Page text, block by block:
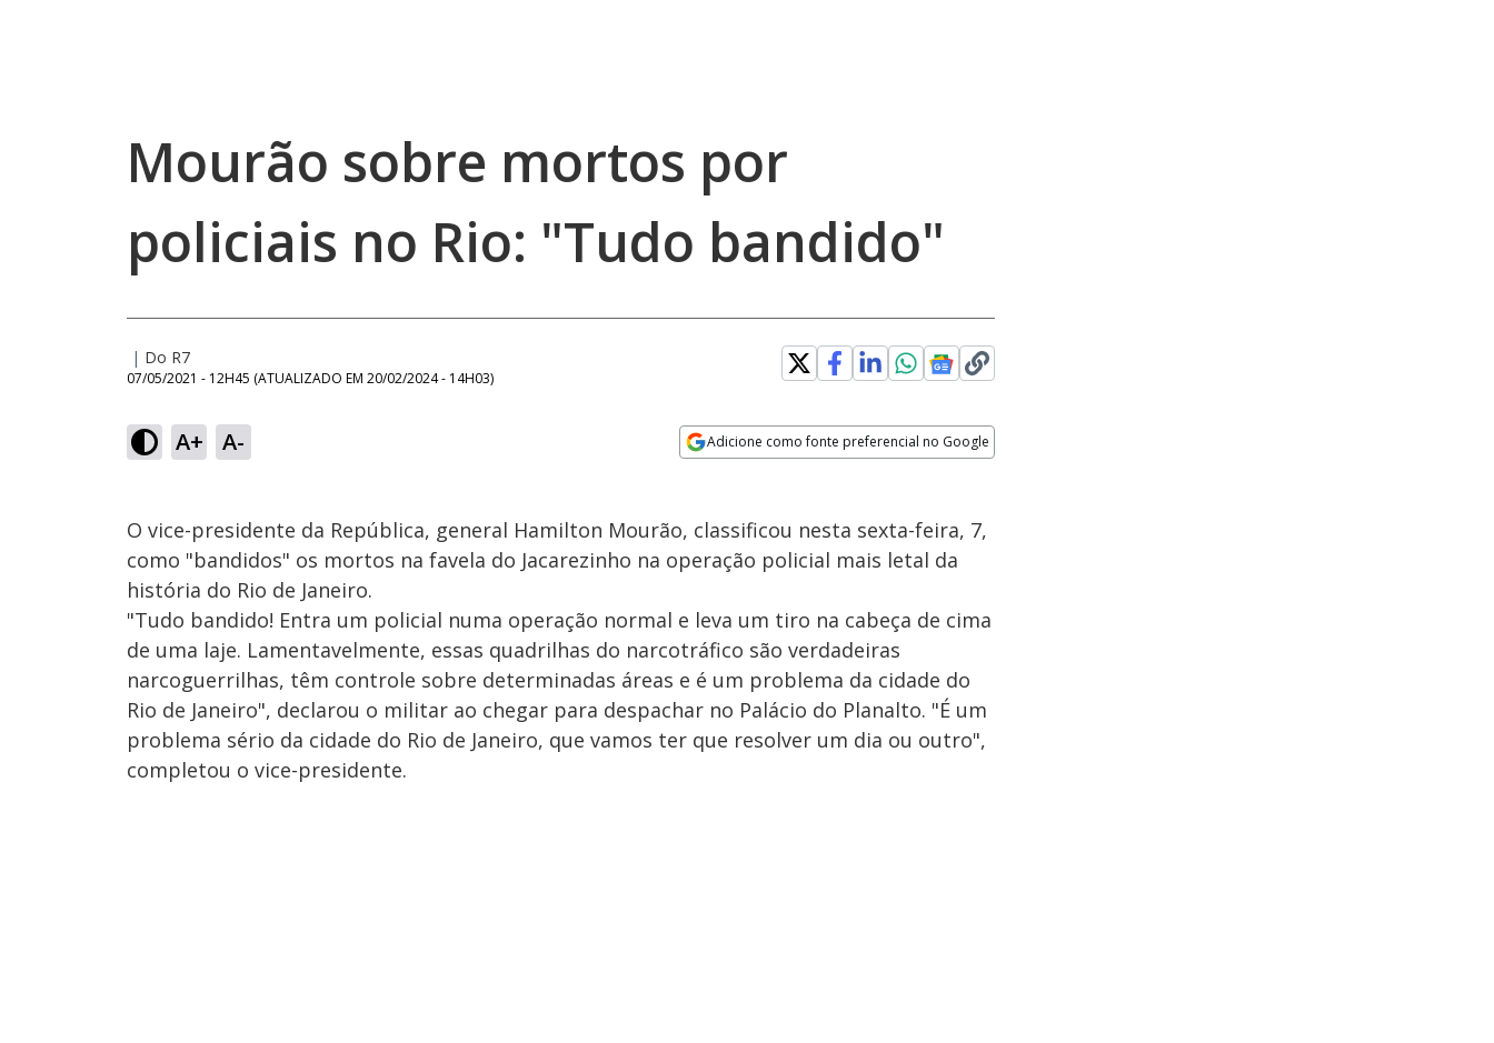
Mourão sobre mortos por
policiais no Rio: "Tudo bandido"
| Do R7
07/05/2021 - 12H45 (ATUALIZADO EM 20/02/2024 - 14H03)
A+ A- Adicione como fonte preferencial no Google
O vice-presidente da República, general Hamilton Mourão, classificou nesta sexta-feira, 7,
como "bandidos" os mortos na favela do Jacarezinho na operação policial mais letal da
história do Rio de Janeiro.
"Tudo bandido! Entra um policial numa operação normal e leva um tiro na cabeça de cima
de uma laje. Lamentavelmente, essas quadrilhas do narcotráfico são verdadeiras
narcoguerrilhas, têm controle sobre determinadas áreas e é um problema da cidade do
Rio de Janeiro", declarou o militar ao chegar para despachar no Palácio do Planalto. "É um
problema sério da cidade do Rio de Janeiro, que vamos ter que resolver um dia ou outro",
completou o vice-presidente.